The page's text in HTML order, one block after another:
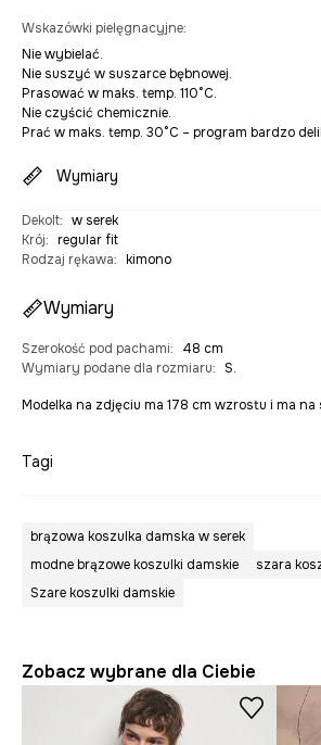
Wskazówki pielęgnacyjne:
Nie wybielać.
Nie suszyć w suszarce bębnowej.
Prasować w maks. temp. 110°C.
Nie czyścić chemicznie.
Prać w maks. temp. 30°C – program bardzo
Wymiary
Dekolt: w serek
Krój: regular fit
Rodzaj rękawa: kimono
Wymiary
Szerokość pod pachami:
48 cm
Wymiary podane dla rozmiaru: S.
Modelka na zdjęciu ma 178 cm wzrostu i ma na
Tagi
brązowa koszulka damska w serek
modne brązowe koszulki damskie
szara
Szare koszulki damskie
Zobacz wybrane dla Ciebie